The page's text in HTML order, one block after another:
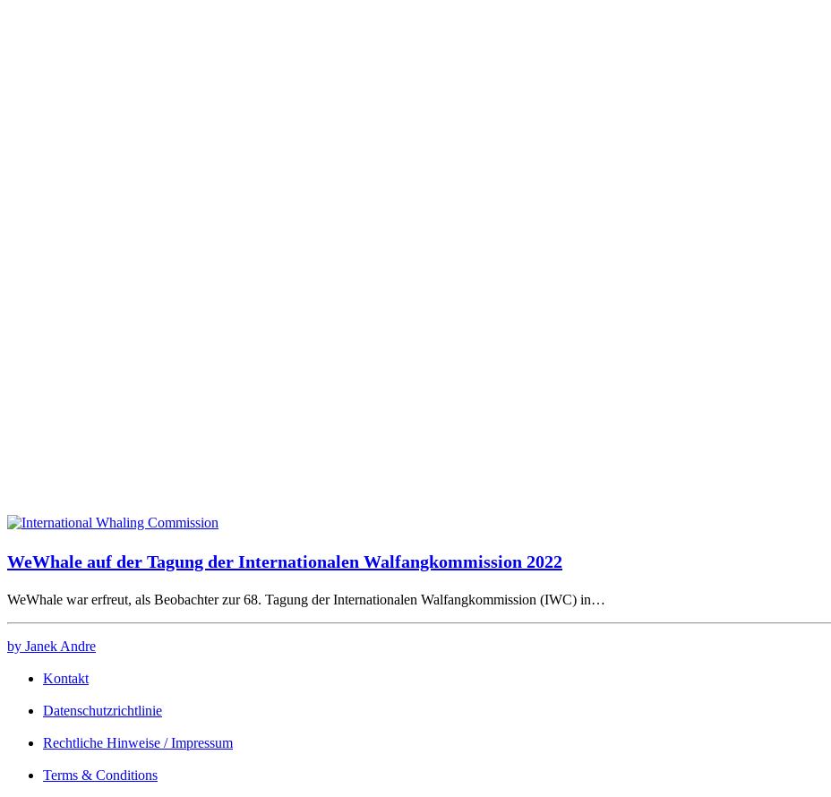
WeWhale auf der Tagung der Internationalen Walfangkommission 2022
WeWhale war erfreut, als Beobachter zur 68. Tagung der Internationalen Walfangkommission (IWC) in…
by Janek Andre
Kontakt
Datenschutzrichtlinie
Rechtliche Hinweise / Impressum
Terms & Conditions